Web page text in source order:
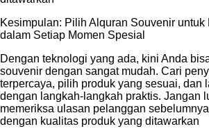
Kesimpulan: Pilih Alquran Souvenir untuk
dalam Setiap Momen Spesial
Dengan teknologi yang ada, kini Anda
souvenir dengan sangat mudah. Cari
terpercaya, pilih produk yang sesuai, dan
dengan langkah-langkah praktis. Jangan
memeriksa ulasan pelanggan
dengan kualitas produk yang ditawarkan